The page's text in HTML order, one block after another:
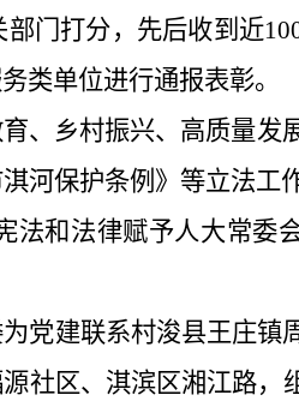
门打分，先后收到近
类单位进行通报表彰。
、乡村振兴、高质量
河保护条例》等立法
和法律赋予人大常委
党建联系村浚县王庄
社区、淇滨区湘江路，